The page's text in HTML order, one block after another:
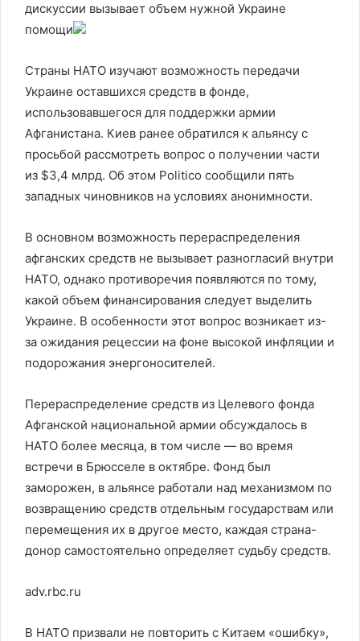
дискуссии вызывает объем нужной Украине
помощи
Страны НАТО изучают возможность передачи
Украине оставшихся средств в фонде,
использовавшегося для поддержки армии
Афганистана. Киев ранее обратился к альянсу с
просьбой рассмотреть вопрос о получении части
из $3,4 млрд. Об этом Politico сообщили пять
западных чиновников на условиях анонимности.
В основном возможность перераспределения
афганских средств не вызывает разногласий внутри
НАТО, однако противоречия появляются по тому,
какой объем финансирования следует выделить
Украине. В особенности этот вопрос возникает из-
за ожидания рецессии на фоне высокой инфляции и
подорожания энергоносителей.
Перераспределение средств из Целевого фонда
Афганской национальной армии обсуждалось в
НАТО более месяца, в том числе — во время
встречи в Брюсселе в октябре. Фонд был
заморожен, в альянсе работали над механизмом по
возвращению средств отдельным государствам или
перемещения их в другое место, каждая страна-
донор самостоятельно определяет судьбу средств.
adv.rbc.ru
В НАТО призвали не повторить с Китаем «ошибку»,